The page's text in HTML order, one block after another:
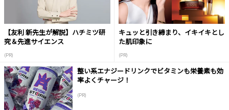
【友利 新先生が解説】ハチミツ研
究＆先進サイエンス
(PR)
キュッと引き締まり、イキイキとし
た肌印象に
(PR)
整い系エナジードリンクでビタミンも栄養素も効
率よくチャージ！
(PR)